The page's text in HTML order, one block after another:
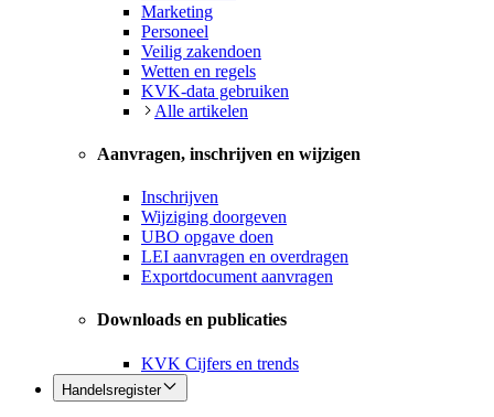
Marketing
Personeel
Veilig zakendoen
Wetten en regels
KVK-data gebruiken
Alle artikelen
Aanvragen, inschrijven en wijzigen
Inschrijven
Wijziging doorgeven
UBO opgave doen
LEI aanvragen en overdragen
Exportdocument aanvragen
Downloads en publicaties
KVK Cijfers en trends
Handelsregister